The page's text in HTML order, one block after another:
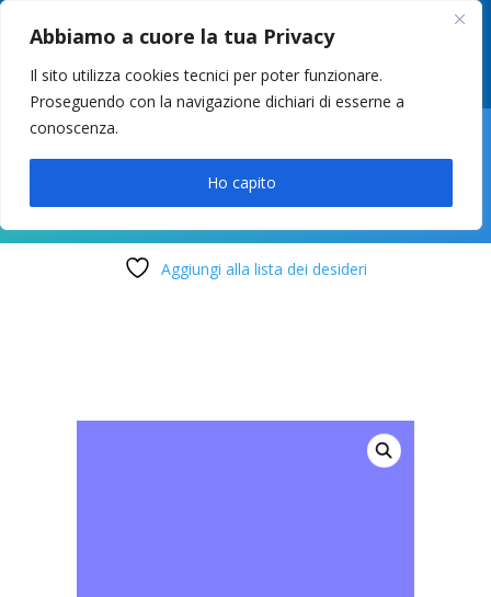
Abbiamo a cuore la tua Privacy
Il sito utilizza cookies tecnici per poter funzionare.
Proseguendo con la navigazione dichiari di esserne a
conoscenza.
Ho capito
049 8627946 –info@cstosetto.it
LUN-VEN 9-12 / 14:30-17
Aggiungi alla lista dei desideri